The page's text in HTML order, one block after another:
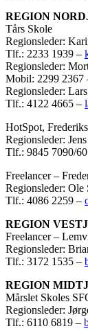
REGION
Tårs Skole
Regionsleder:
Tlf.: 2233 1939 –
Regionsleder:
Mobil: 2299 2367
Regionsleder:
Tlf.: 4122 4665 –
HotSpot,
Regionsleder:
Tlf.: 9845 7090/
Freelancer –
Regionsleder: Ole
Tlf.: 4086 2259 –
REGION
Freelancer –
Regionsleder:
Tlf.: 3172 1535 –
REGION
Mårslet Skoles
Regionsleder:
Tlf.: 6110 6819 –